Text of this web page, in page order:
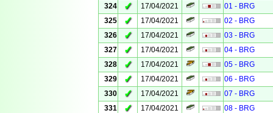
324
✓ 17/04/2021
01 - BRG
325
✓ 17/04/2021
02 - BRG
326
✓ 17/04/2021
03 - BRG
327
✓ 17/04/2021
04 - BRG
328
✓ 17/04/2021
05 - BRG
329
✓ 17/04/2021
06 - BRG
330
✓ 17/04/2021
07 - BRG
331
✓ 17/04/2021
08 - BRG